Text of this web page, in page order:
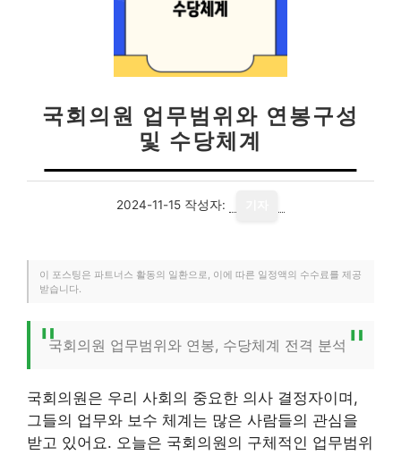
국회의원 업무범위와 연봉구성
및 수당체계
2024-11-15 작성자:
이 포스팅은 파트너스 활동의 일환으로, 이에 따른 일정액의 수수료를 제공
받습니다.
국회의원 업무범위와 연봉, 수당체계 전격 분석
국회의원은 우리 사회의 중요한 의사 결정자이며,
그들의 업무와 보수 체계는 많은 사람들의 관심을
받고 있어요. 오늘은 국회의원의 구체적인 업무범위